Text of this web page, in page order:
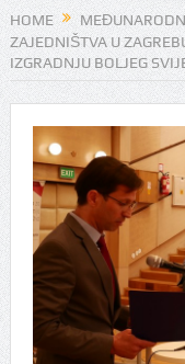
HOME
ZAJEDNIŠTVA U
IZGRADNJU BOLJEG